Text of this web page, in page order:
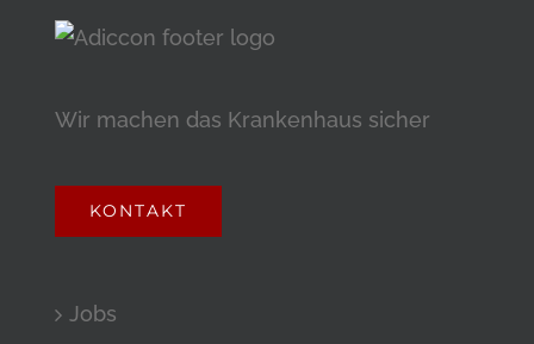
Wir machen das Krankenhaus sicher
KONTAKT
Jobs